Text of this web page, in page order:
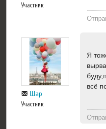
Участник
Шар
Участник
Я
всё